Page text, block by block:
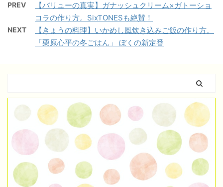
PREV
【バリューの真実】ガナッシュクリーム×ガトーショ
コラの作り方。SixTONESも絶賛！
NEXT
【きょうの料理】いかめし風炊き込みご飯の作り方。
「栗原心平の冬ごはん」 ぼくの新定番